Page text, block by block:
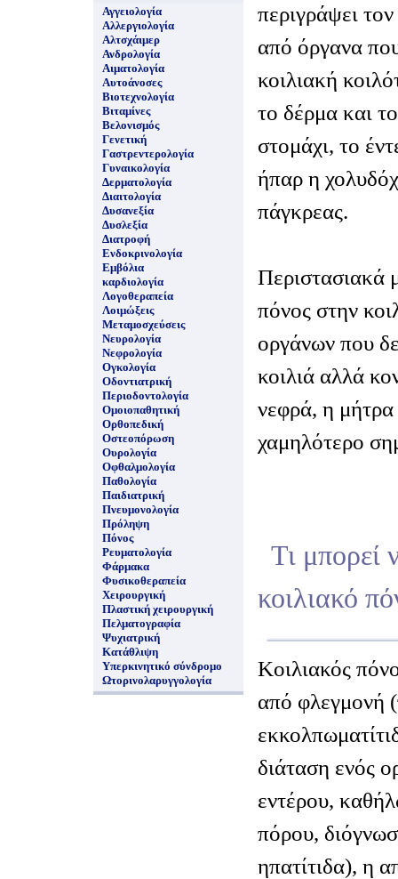
Αγγειολογία
Αλλεργιολογία
Αλτσχάιμερ
Ανδρολογία
Αιματολογία
Αυτοάνοσες
Βιοτεχνολογία
Βιταμίνες
Βελονισμός
Γενετική
Γαστρεντερολογία
Γυναικολογία
Δερματολογία
Διαιτολογία
Δυσανεξία
Δυσλεξία
Διατροφή
Ενδοκρινολογία
Εμβόλια
καρδιολογία
Λογοθεραπεία
Λοιμώξεις
Μεταμοσχεύσεις
Νευρολογία
Νεφρολογία
Ογκολογία
Οδοντιατρική
Περιοδοντολογία
Ομοιοπαθητική
Ορθοπεδική
Οστεοπόρωση
Ουρολογία
Οφθαλμολογία
Παθολογία
Παιδιατρική
Πνευμονολογία
Πρόληψη
Πόνος
Ρευματολογία
Φάρμακα
Φυσικοθεραπεία
Χειρουργική
Πλαστική χειρουργική
Πελματογραφία
Ψυχιατρική
Κατάθλιψη
Υπερκινητικό σύνδρομο
Ωτορινολαρυγγολογία
περιγράψει
από όργανα
κοιλιακή
το δέρμα και
στομάχι, το
ήπαρ η
πάγκρεας.
Περιστασιακά
πόνος στην
οργάνων που
κοιλιά αλλά
νεφρά, η μήτρα
χαμηλότερο
Τι μπορεί
κοιλιακό
Κοιλιακός
από φλεγμονή
διάταση ενός
εντέρου,
πόρου,
ηπατίτιδα), η